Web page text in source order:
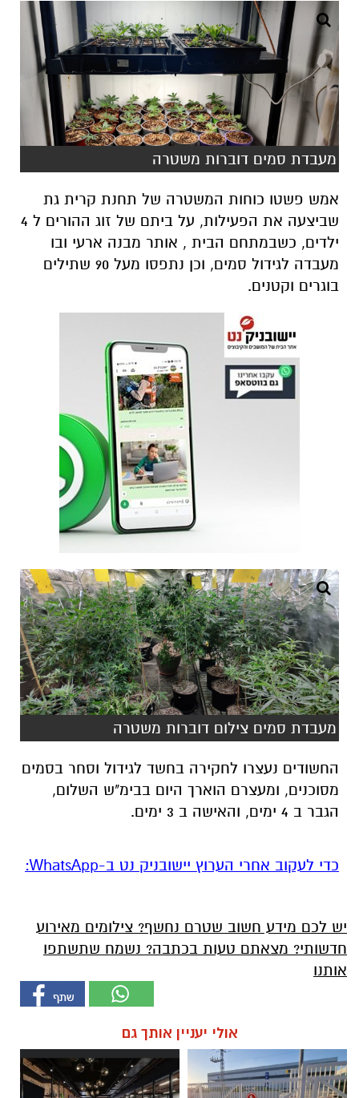
מעבדת סמים דוברות משטרה
אמש פשטו כוחות המשטרה של תחנת קרית גת
שביצעה את הפעילות, על ביתם של זוג ההורים ל 4
ילדים, כשבמתחם הבית , אותר מבנה ארעי ובו
מעבדה לגידול סמים, וכן נתפסו מעל 90 שתילים
בוגרים וקטנים.
מעבדת סמים צילום דוברות משטרה
החשודים נעצרו לחקירה בחשד לגידול וסחר בסמים
מסוכנים, ומעצרם הוארך היום בבימ"ש השלום,
הגבר ב 4 ימים, והאישה ב 3 ימים.
‏כדי לעקוב אחרי הערוץ יישובניק נט ב-WhatsApp:‏‏‏
יש לכם מידע חשוב שטרם נחשף? צילומים מאירוע
חדשותי? מצאתם טעות בכתבה? נשמח שתשתפו
אותנו
אולי יעניין אותך גם